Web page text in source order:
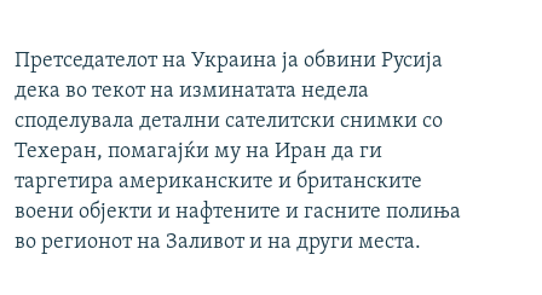
Претседателот на Украина ја обвини Русија
дека во текот на изминатата недела
споделувала детални сателитски снимки со
Техеран, помагајќи му на Иран да ги
таргетира американските и британските
воени објекти и нафтените и гасните полиња
во регионот на Заливот и на други места.